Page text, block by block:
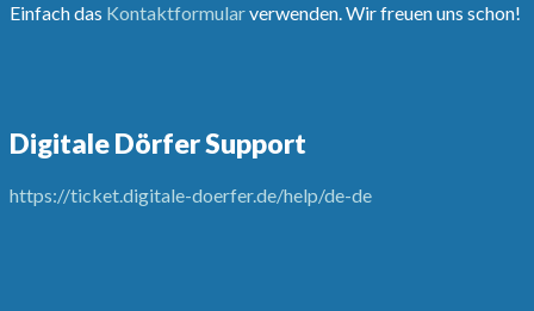
Einfach das Kontaktformularverwenden. Wir freuen uns schon!
Digitale Dörfer Support
https://ticket.digitale-doerfer.de/help/de-de